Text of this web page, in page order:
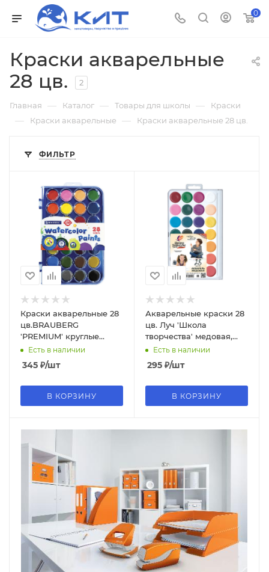
0
Краски акварельные
28 цв.
2
Главная — Каталог — Товары для школы — Краски
— Краски акварельные — Краски акварельные 28 цв.
ФИЛЬТР
Краски акварельные 28
цв.BRAUBERG
'PREMIUM' круглые
кюветы 28 мм , пенал,
Есть в наличии
345 ₽/шт
В КОРЗИНУ
Акварельные краски 28
цв. Луч 'Школа
творчества' медовая,
без кисти, 29С 1759-08
Есть в наличии
295 ₽/шт
В КОРЗИНУ